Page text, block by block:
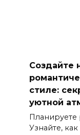
Создайте
стиле:
уютной
Планируете
Узнайте,